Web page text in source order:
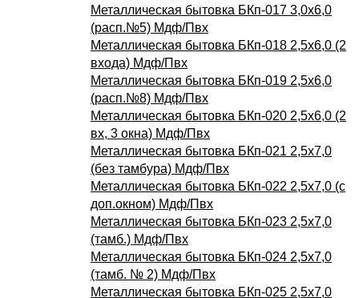
Металлическая бытовка БКп-017 3,0х6,0
(расп.№5) Мдф/Пвх
Металлическая бытовка БКп-018 2,5х6,0 (2
входа) Мдф/Пвх
Металлическая бытовка БКп-019 2,5х6,0
(расп.№8) Мдф/Пвх
Металлическая бытовка БКп-020 2,5х6,0 (2
вх, 3 окна) Мдф/Пвх
Металлическая бытовка БКп-021 2,5х7,0
(без тамбура) Мдф/Пвх
Металлическая бытовка БКп-022 2,5х7,0 (с
доп.окном) Мдф/Пвх
Металлическая бытовка БКп-023 2,5х7,0
(тамб.) Мдф/Пвх
Металлическая бытовка БКп-024 2,5х7,0
(тамб. № 2) Мдф/Пвх
Металлическая бытовка БКп-025 2,5х7,0